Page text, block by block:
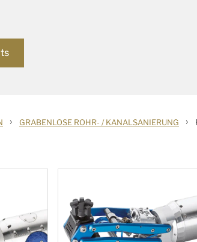
› GRABENLOSE ROHR- / KANALSANIERUNG ›